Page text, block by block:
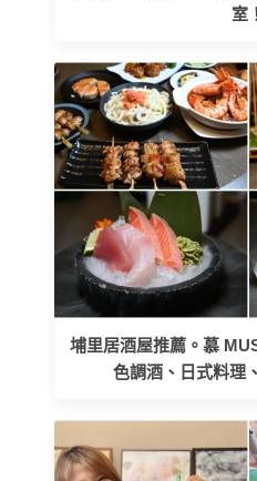
室！
埔里居酒屋推薦。慕
色調酒、日式料理